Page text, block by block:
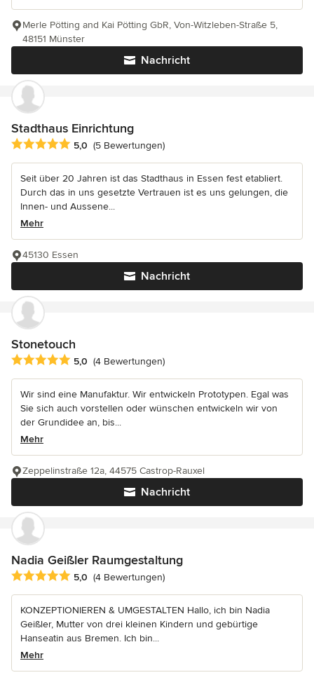
Nachricht
Merle Pötting and Kai Pötting GbR, Von-Witzleben-Straße 5,
48151 Münster
Stadthaus Einrichtung
Durchschnittliche Bewertung: 5 von 5 Sternen
5,0 (5 Bewertungen)
Seit über 20 Jahren ist das Stadthaus in Essen fest etabliert.
Durch das in uns gesetzte Vertrauen ist es uns gelungen, die
Innen- und Aussene...
Mehr
Nachricht
45130 Essen
Stonetouch
Durchschnittliche Bewertung: 5 von 5 Sternen
5,0 (4 Bewertungen)
Wir sind eine Manufaktur. Wir entwickeln Prototypen. Egal was
Sie sich auch vorstellen oder wünschen entwickeln wir von
der Grundidee an, bis...
Mehr
Nachricht
Zeppelinstraße 12a, 44575 Castrop-Rauxel
Nadia Geißler Raumgestaltung
Durchschnittliche Bewertung: 5 von 5 Sternen
5,0 (4 Bewertungen)
KONZEPTIONIEREN & UMGESTALTEN Hallo, ich bin Nadia
Geißler, Mutter von drei kleinen Kindern und gebürtige
Hanseatin aus Bremen. Ich bin...
Mehr